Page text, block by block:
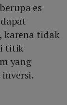
es
karena tidak
titik
yang